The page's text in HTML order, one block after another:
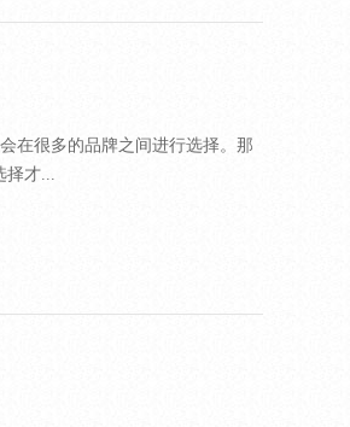
在很多的品牌之间进行选择。那
择才...